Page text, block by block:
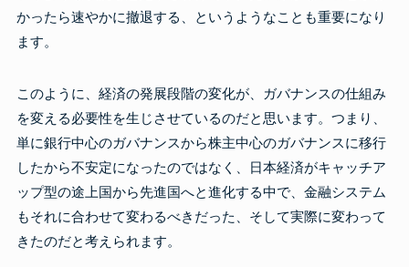
かったら速やかに撤退する、というようなことも重要になり
ます。
このように、経済の発展段階の変化が、ガバナンスの仕組み
を変える必要性を生じさせているのだと思います。つまり、
単に銀行中心のガバナンスから株主中心のガバナンスに移行
したから不安定になったのではなく、日本経済がキャッチア
ップ型の途上国から先進国へと進化する中で、金融システム
もそれに合わせて変わるべきだった、そして実際に変わって
きたのだと考えられます。